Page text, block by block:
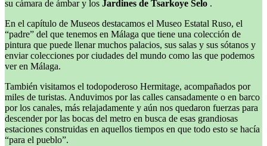
su cámara de ámbar y los Jardines de Tsarkoye Selo .
En el capítulo de Museos destacamos el Museo Estatal Ruso, el
“padre” del que tenemos en Málaga que tiene una colección de
pintura que puede llenar muchos palacios, sus salas y sus sótanos y
enviar colecciones por ciudades del mundo como las que podemos
ver en Málaga.
También visitamos el todopoderoso Hermitage, acompañados por
miles de turistas. Anduvimos por las calles cansadamente o en barco
por los canales, más relajadamente y aún nos quedaron fuerzas para
descender por las bocas del metro en busca de esas grandiosas
estaciones construidas en aquellos tiempos en que todo esto se hacía
“para el pueblo”.